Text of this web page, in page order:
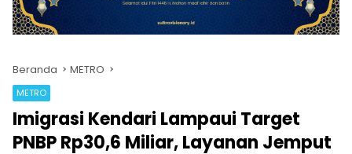
Beranda METRO
METRO
‎Imigrasi Kendari Lampaui Target
PNBP Rp30,6 Miliar, Layanan Jemput